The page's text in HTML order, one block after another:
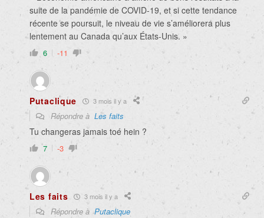
suite de la pandémie de COVID-19, et si cette tendance
récente se poursuit, le niveau de vie s’améliorera plus
lentement au Canada qu’aux États-Unis. »
6 -11
Putaclique 3 mois il y a
Répondre à Les faits
Tu changeras jamais toé hein ?
7 -3
Les faits 3 mois il y a
Répondre àPutaclique